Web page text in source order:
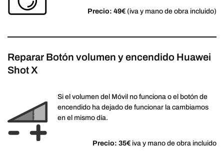
Precio: 49€ (iva y mano de obra incluido)
Reparar Botón volumen y encendido Huawei
Shot X
Si el volumen del Móvil no funciona o el botón de
encendido ha dejado de funcionar la cambiamos
en el mismo día.
Precio: 35€ iva y mano de obra incluido